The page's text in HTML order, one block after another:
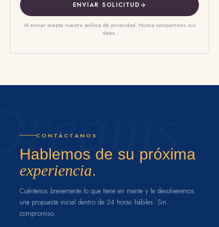
ENVIAR SOLICITUD
Al enviar acepta nuestra política de privacidad. Nunca compartimos sus
datos.
CONTÁCTANOS
Hablemos de su próxima
experiencia.
Cuéntenos brevemente lo que tiene en mente y le devolveremos
una propuesta inicial dentro de 24 horas hábiles. Sin
compromiso.